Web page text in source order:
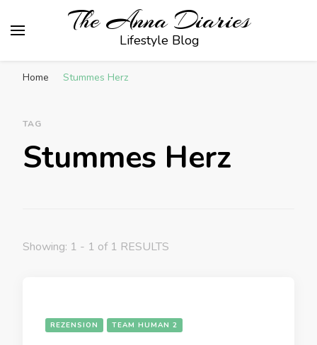
The Anna Diaries
Lifestyle Blog
Home Stummes Herz
TAG
Stummes Herz
Showing: 1 - 1 of 1 RESULTS
REZENSION TEAM HUMAN 2